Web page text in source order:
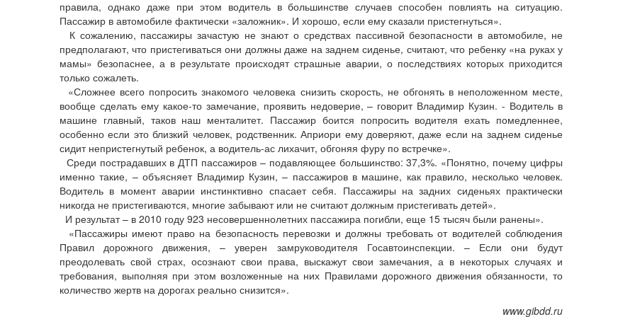
правила, однако даже при этом водитель в большинстве случаев способен повлиять на ситуацию.
Пассажир в автомобиле фактически «заложник». И хорошо, если ему сказали пристегнуться».
К сожалению, пассажиры зачастую не знают о средствах пассивной безопасности в автомобиле, не
предполагают, что пристегиваться они должны даже на заднем сиденье, считают, что ребенку «на руках у
мамы» безопаснее, а в результате происходят страшные аварии, о последствиях которых приходится
только сожалеть.
«Сложнее всего попросить знакомого человека снизить скорость, не обгонять в неположенном месте,
вообще сделать ему какое-то замечание, проявить недоверие, – говорит Владимир Кузин. - Водитель в
машине главный, таков наш менталитет. Пассажир боится попросить водителя ехать помедленнее,
особенно если это близкий человек, родственник. Априори ему доверяют, даже если на заднем сиденье
сидит непристегнутый ребенок, а водитель-ас лихачит, обгоняя фуру по встречке».
Среди пострадавших в ДТП пассажиров – подавляющее большинство: 37,3%. «Понятно, почему цифры
именно такие, – объясняет Владимир Кузин, – пассажиров в машине, как правило, несколько человек.
Водитель в момент аварии инстинктивно спасает себя. Пассажиры на задних сиденьях практически
никогда не пристегиваются, многие забывают или не считают должным пристегивать детей».
И результат – в 2010 году 923 несовершеннолетних пассажира погибли, еще 15 тысяч были ранены».
«Пассажиры имеют право на безопасность перевозки и должны требовать от водителей соблюдения
Правил дорожного движения, – уверен замруководителя Госавтоинспекции. – Если они будут
преодолевать свой страх, осознают свои права, выскажут свои замечания, а в некоторых случаях и
требования, выполняя при этом возложенные на них Правилами дорожного движения обязанности, то
количество жертв на дорогах реально снизится».
www.gibdd.ru